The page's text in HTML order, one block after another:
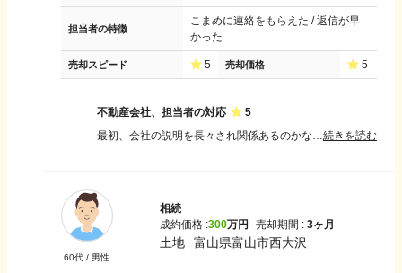
担当者の特徴
こまめに連絡をもらえた / 返信が早
かった
売却スピード 5 売却価格 5
不動産会社、担当者の対応
5
続きを読む
60代 / 男性
相続
成約価格 :300万円 売却期間 : 3ヶ月
土地 富山県富山市西大沢